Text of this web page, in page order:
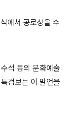
에서 공로상을 수
석 등의 문화예술
검보는 이 발언을